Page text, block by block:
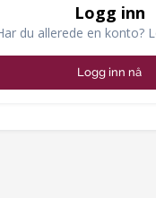
Logg inn
du allerede en konto?
Logg inn nå